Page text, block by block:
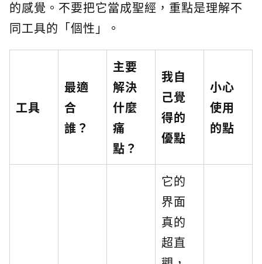
的感覺。不要把它當成聖經，重點是理解不
同工具的「個性」。
工具
最適
合
誰？
主要
解決
什麼
痛
點？
我自
己覺
得的
優點
小心
使用
的點
它的
界面
真的
超直